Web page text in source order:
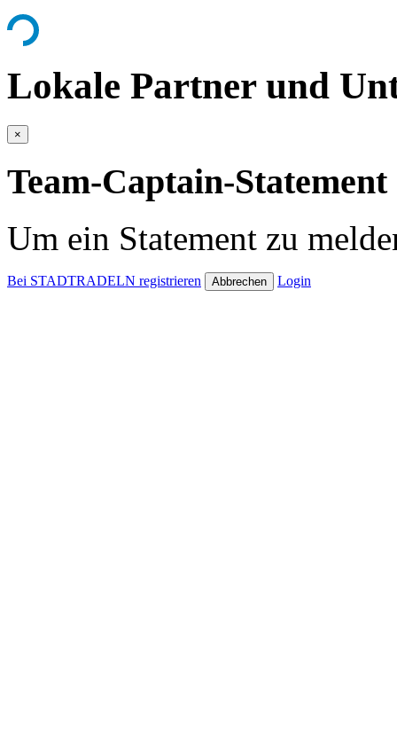
Lokale Partner und
×
Team-Captain-
Um ein Statement zu
Bei STADTRADELN registrieren Abbrechen Login